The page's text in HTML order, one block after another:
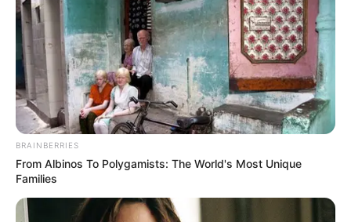
BRAINBERRIES
46 Years Later, The Blue Lagoon Stars Look
Unrecognizable
BRAINBERRIES
BRAINBERRIES
From Albinos To Polygamists: The World's Most Unique
Families